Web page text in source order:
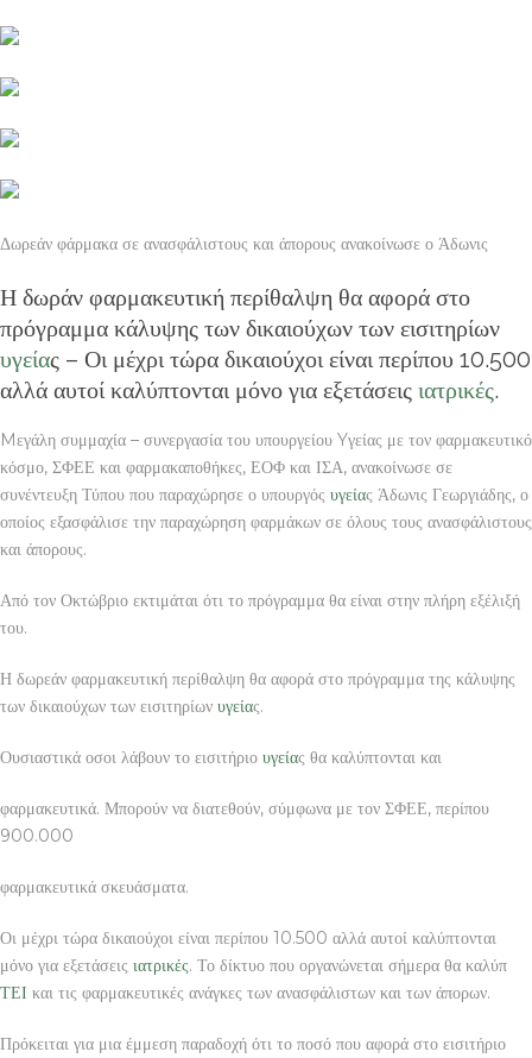
Δωρεάν φάρμακα σε ανασφάλιστους και άπορους ανακοίνωσε ο Άδωνις
Η δωράν φαρμακευτική περίθαλψη θα αφορά στο
πρόγραμμα κάλυψης των δικαιούχων των εισιτηρίων
υγείας – Οι μέχρι τώρα δικαιούχοι είναι περίπου 10.500
αλλά αυτοί καλύπτονται μόνο για εξετάσεις ιατρικές.
Mεγάλη συμμαχία – συνεργασία του υπουργείου Yγείας με τον φαρμακευτικό
κόσμο, ΣΦΕΕ και φαρμακαποθήκες, ΕΟΦ και ΙΣΑ, ανακοίνωσε σε
συνέντευξη Τύπου που παραχώρησε ο υπουργός υγείας Άδωνις Γεωργιάδης, ο
οποίος εξασφάλισε την παραχώρηση φαρμάκων σε όλους τους ανασφάλιστους
και άπορους.
Από τον Οκτώβριο εκτιμάται ότι το πρόγραμμα θα είναι στην πλήρη εξέλιξή
του.
Η δωρεάν φαρμακευτική περίθαλψη θα αφορά στο πρόγραμμα της κάλυψης
των δικαιούχων των εισιτηρίων υγείας.
Ουσιαστικά οσοι λάβουν το εισιτήριο υγείας θα καλύπτονται και
φαρμακευτικά. Μπορούν να διατεθούν, σύμφωνα με τον ΣΦΕΕ, περίπου
900.000
φαρμακευτικά σκευάσματα.
Οι μέχρι τώρα δικαιούχοι είναι περίπου 10.500 αλλά αυτοί καλύπτονται
μόνο για εξετάσεις ιατρικές. Το δίκτυο που οργανώνεται σήμερα θα καλύπ
ΤΕΙ και τις φαρμακευτικές ανάγκες των ανασφάλιστων και των άπορων.
Πρόκειται για μια έμμεση παραδοχή ότι το ποσό που αφορά στο εισιτήριο